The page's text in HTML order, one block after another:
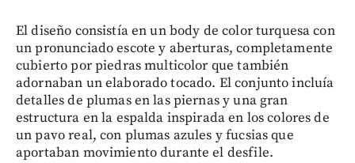
El diseño consistía en un body de color turquesa con
un pronunciado escote y aberturas, completamente
cubierto por piedras multicolor que también
adornaban un elaborado tocado. El conjunto incluía
detalles de plumas en las piernas y una gran
estructura en la espalda inspirada en los colores de
un pavo real, con plumas azules y fucsias que
aportaban movimiento durante el desfile.